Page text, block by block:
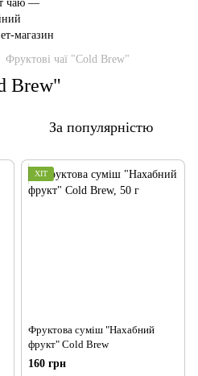
Фруктові чаї "Cold Brew"
Brew"
За популярністю
ХІТ
Фруктова суміш "Нахабний
фрукт" Cold Brew
160 грн